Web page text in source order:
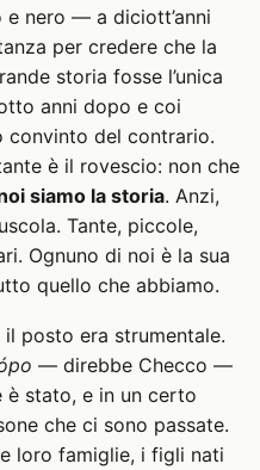
e nero — a diciott’anni
per credere che la
storia fosse l’unica
anni dopo e coi
convinto del contrario.
è il rovescio: non che
siamo la storia. Anzi,
Tante, piccole,
Ognuno di noi è la sua
quello che abbiamo.
il posto era strumentale.
— direbbe Checco —
è stato, e in un certo
che ci sono passate.
loro famiglie, i figli nati